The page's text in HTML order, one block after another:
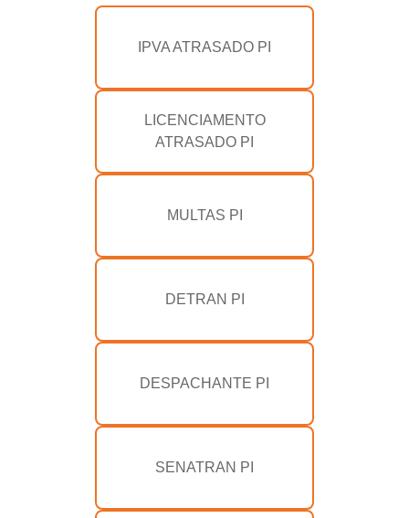
IPVA ATRASADO PI
LICENCIAMENTO
ATRASADO PI
MULTAS PI
DETRAN PI
DESPACHANTE PI
SENATRAN PI